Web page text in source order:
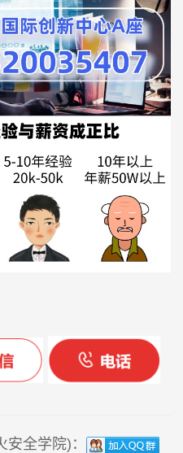
全学院)：